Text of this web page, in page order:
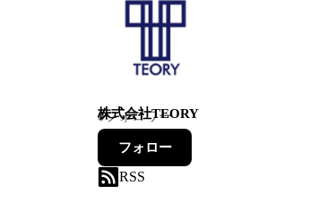
株式会社TEORY
0フォロワー
フォロー
RSS